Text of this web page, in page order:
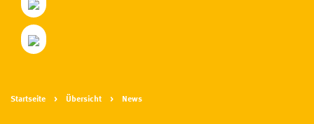
Startseite Übersicht News